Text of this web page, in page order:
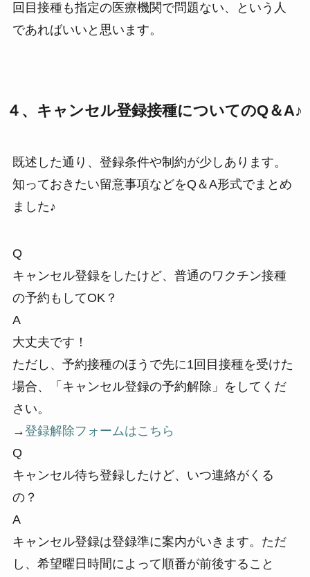
回目接種も指定の医療機関で問題ない、という人
であればいいと思います。
４、キャンセル登録接種についてのQ＆A♪
既述した通り、登録条件や制約が少しあります。
知っておきたい留意事項などをQ＆A形式でまとめ
ました♪
Q
キャンセル登録をしたけど、普通のワクチン接種
の予約もしてOK？
A
大丈夫です！
ただし、予約接種のほうで先に1回目接種を受けた
場合、「キャンセル登録の予約解除」をしてくだ
さい。
→登録解除フォームはこちら
Q
キャンセル待ち登録したけど、いつ連絡がくる
の？
A
キャンセル登録は登録準に案内がいきます。ただ
し、希望曜日時間によって順番が前後すること